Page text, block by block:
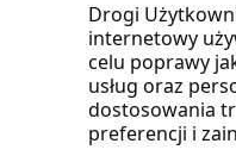
Drogi
internetowy
celu poprawy
usług oraz
dostosowania
preferencji i